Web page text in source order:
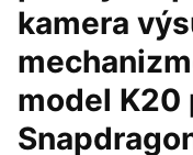
kamera
model K20